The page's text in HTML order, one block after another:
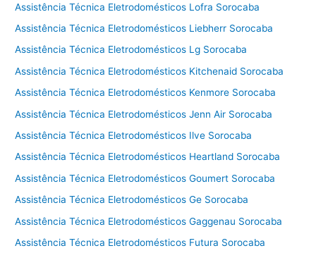
Assistência Técnica Eletrodomésticos Lofra Sorocaba
Assistência Técnica Eletrodomésticos Liebherr Sorocaba
Assistência Técnica Eletrodomésticos Lg Sorocaba
Assistência Técnica Eletrodomésticos Kitchenaid Sorocaba
Assistência Técnica Eletrodomésticos Kenmore Sorocaba
Assistência Técnica Eletrodomésticos Jenn Air Sorocaba
Assistência Técnica Eletrodomésticos Ilve Sorocaba
Assistência Técnica Eletrodomésticos Heartland Sorocaba
Assistência Técnica Eletrodomésticos Goumert Sorocaba
Assistência Técnica Eletrodomésticos Ge Sorocaba
Assistência Técnica Eletrodomésticos Gaggenau Sorocaba
Assistência Técnica Eletrodomésticos Futura Sorocaba